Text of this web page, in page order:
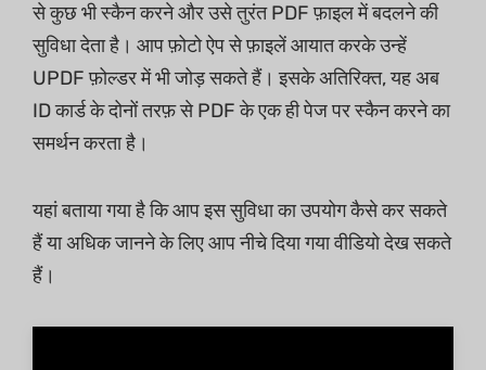
से कुछ भी स्कैन करने और उसे तुरंत PDF फ़ाइल में बदलने की
सुविधा देता है। आप फ़ोटो ऐप से फ़ाइलें आयात करके उन्हें
UPDF फ़ोल्डर में भी जोड़ सकते हैं। इसके अतिरिक्त, यह अब
ID कार्ड के दोनों तरफ़ से PDF के एक ही पेज पर स्कैन करने का
समर्थन करता है।
यहां बताया गया है कि आप इस सुविधा का उपयोग कैसे कर सकते
हैं या अधिक जानने के लिए आप नीचे दिया गया वीडियो देख सकते
हैं।